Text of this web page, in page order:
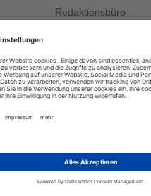
Redaktionsbüro
Mainzer Str. 36
55411 Bingen am Rhein
Unsere Zentrale